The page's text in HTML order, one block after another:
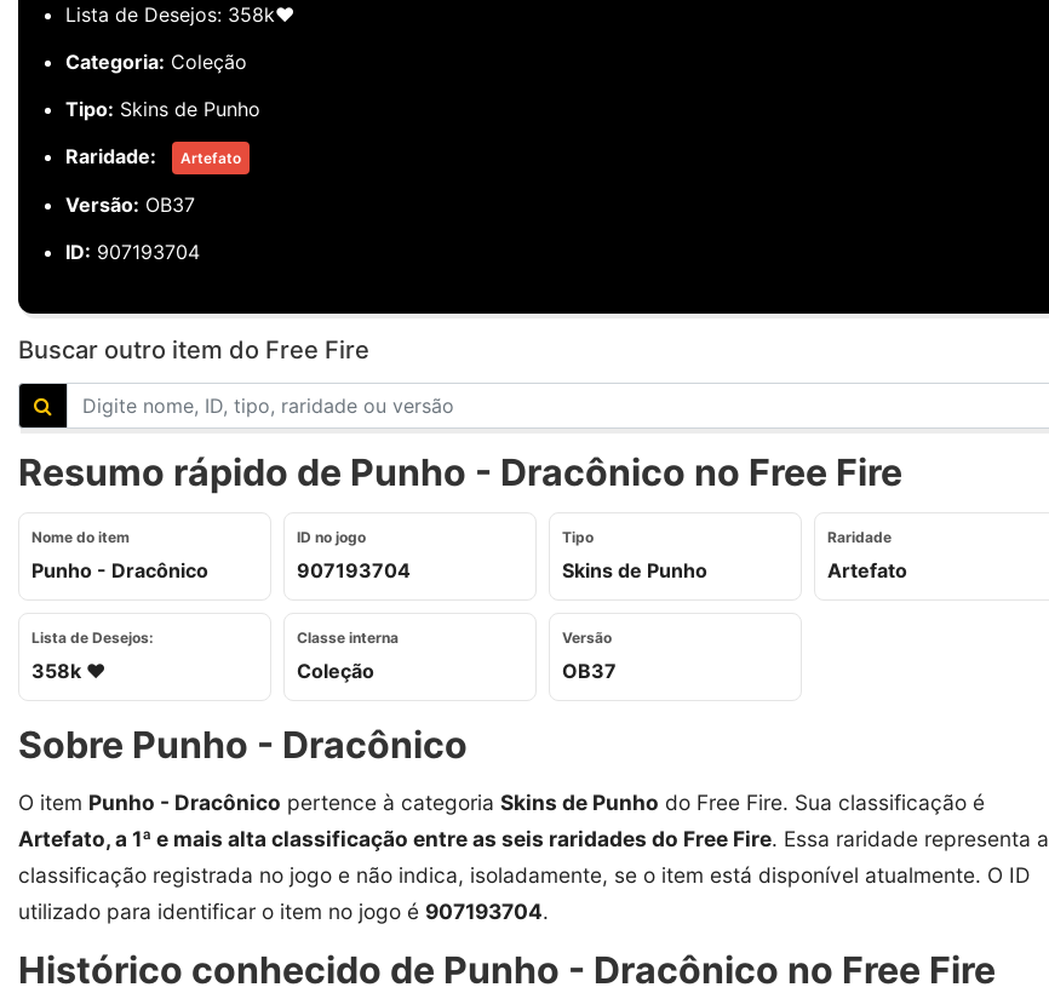
Lista de Desejos: 358k❤️
Categoria: Coleção
Tipo: Skins de Punho
Raridade:
Artefato
Versão: OB37
ID: 907193704
Buscar outro item do Free Fire
Resumo rápido de Punho - Dracônico no Free Fire
Nome do item
Punho - Dracônico
ID no jogo
907193704
Tipo
Skins de Punho
Raridade
Artefato
Lista de Desejos:
358k ❤️
Classe interna
Coleção
Versão
OB37
Sobre Punho - Dracônico
O item Punho - Dracônico pertence à categoria Skins de Punho do Free Fire. Sua classificação é
Artefato, a 1ª e mais alta classificação entre as seis raridades do Free Fire. Essa raridade representa a
classificação registrada no jogo e não indica, isoladamente, se o item está disponível atualmente. O ID
utilizado para identificar o item no jogo é 907193704.
Histórico conhecido de Punho - Dracônico no Free Fire